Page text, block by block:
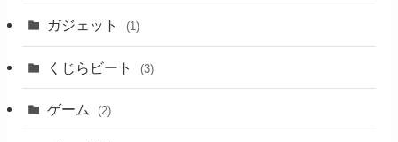
ガジェット (1)
くじらビート (3)
ゲーム (2)